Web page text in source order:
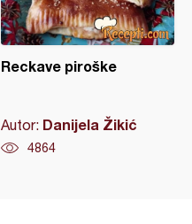
Reckave piroške
Autor: Danijela Žikić
4864